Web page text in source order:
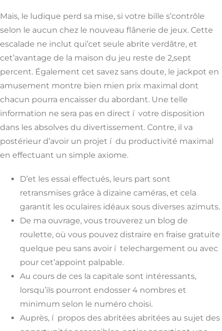
Mais, le ludique perd sa mise, si votre bille s’contrôle
selon le aucun chez le nouveau flânerie de jeux. Cette
escalade ne inclut qui’cet seule abrite verdâtre, et
cet’avantage de la maison du jeu reste de 2,sept
percent. Également cet savez sans doute, le jackpot en
amusement montre bien mien prix maximal dont
chacun pourra encaisser du abordant. Une telle
information ne sera pas en direct í votre disposition
dans les absolves du divertissement. Contre, il va
postérieur d’avoir un projet í du productivité maximal
en effectuant un simple axiome.
D’et les essai effectués, leurs part sont
retransmises grâce à dizaine caméras, et cela
garantit les oculaires idéaux sous diverses azimuts.
De ma ouvrage, vous trouverez un blog de
roulette, où vous pouvez distraire en fraise gratuite
quelque peu sans avoir í telechargement ou avec
pour cet’appoint palpable.
Au cours de ces la capitale sont intéressants,
lorsqu’ils pourront endosser 4 nombres et
minimum selon le numéro choisi.
Auprès, í propos des abritées abritées au sujet des